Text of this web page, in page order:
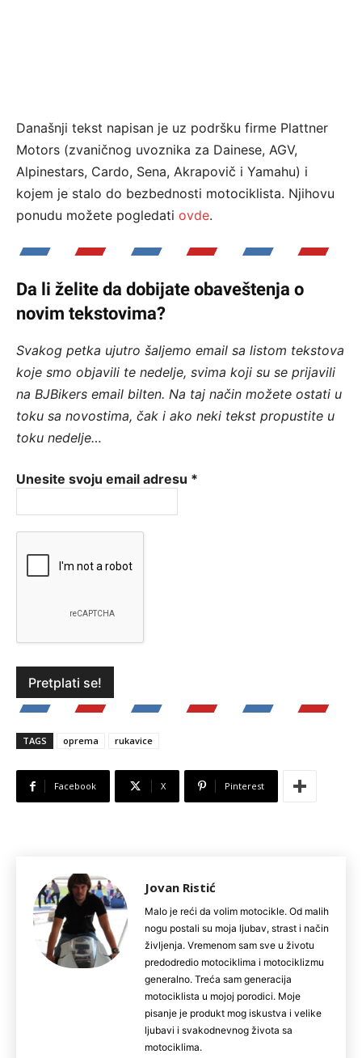
Današnji tekst napisan je uz podršku firme Plattner
Motors (zvaničnog uvoznika za Dainese, AGV,
Alpinestars, Cardo, Sena, Akrapovič i Yamahu) i
kojem je stalo do bezbednosti motociklista. Njihovu
ponudu možete pogledati ovde.
Da li želite da dobijate obaveštenja o
novim tekstovima?
Svakog petka ujutro šaljemo email sa listom tekstova
koje smo objavili te nedelje, svima koji su se prijavili
na BJBikers email bilten. Na taj način možete ostati u
toku sa novostima, čak i ako neki tekst propustite u
toku nedelje…
Unesite svoju email adresu *
TAGS oprema rukavice
Facebook X Pinterest
Jovan Ristić
Malo je reći da volim motocikle. Od malih
nogu postali su moja ljubav, strast i način
življenja. Vremenom sam sve u životu
predodredio motociklima i motociklizmu
generalno. Treća sam generacija
motociklista u mojoj porodici. Moje
pisanje je produkt mog iskustva i velike
ljubavi i svakodnevnog života sa
motociklima.